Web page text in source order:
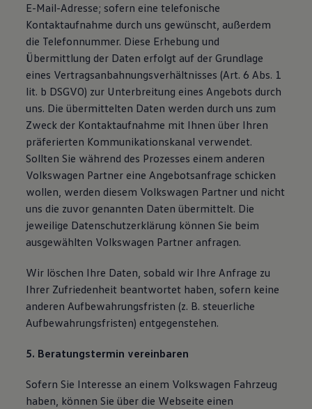
E-Mail-Adresse; sofern eine telefonische
Kontaktaufnahme durch uns gewünscht, außerdem
die Telefonnummer. Diese Erhebung und
Übermittlung der Daten erfolgt auf der Grundlage
eines Vertragsanbahnungsverhältnisses (Art. 6 Abs. 1
lit. b DSGVO) zur Unterbreitung eines Angebots durch
uns. Die übermittelten Daten werden durch uns zum
Zweck der Kontaktaufnahme mit Ihnen über Ihren
präferierten Kommunikationskanal verwendet.
Sollten Sie während des Prozesses einem anderen
Volkswagen Partner eine Angebotsanfrage schicken
wollen, werden diesem Volkswagen Partner und nicht
uns die zuvor genannten Daten übermittelt. Die
jeweilige Datenschutzerklärung können Sie beim
ausgewählten Volkswagen Partner anfragen.
Wir löschen Ihre Daten, sobald wir Ihre Anfrage zu
Ihrer Zufriedenheit beantwortet haben, sofern keine
anderen Aufbewahrungsfristen (z. B. steuerliche
Aufbewahrungsfristen) entgegenstehen.
5. Beratungstermin vereinbaren
Sofern Sie Interesse an einem Volkswagen Fahrzeug
haben, können Sie über die Webseite einen